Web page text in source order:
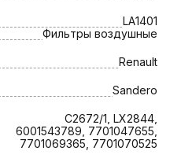
LA1401
Фильтры воздушные
Renault
Sandero
C2672/1, LX2844,
6001543789, 7701047655,
7701069365, 7701070525